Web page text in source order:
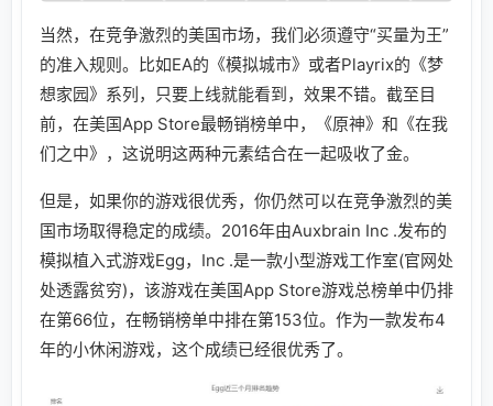
当然，在竞争激烈的美国市场，我们必须遵守“买量为王”
的准入规则。比如EA的《模拟城市》或者Playrix的《梦
想家园》系列，只要上线就能看到，效果不错。截至目
前，在美国App Store最畅销榜单中，《原神》和《在我
们之中》，这说明这两种元素结合在一起吸收了金。
但是，如果你的游戏很优秀，你仍然可以在竞争激烈的美
国市场取得稳定的成绩。2016年由Auxbrain Inc .发布的
模拟植入式游戏Egg，Inc .是一款小型游戏工作室(官网处
处透露贫穷)，该游戏在美国App Store游戏总榜单中仍排
在第66位，在畅销榜单中排在第153位。作为一款发布4
年的小休闲游戏，这个成绩已经很优秀了。